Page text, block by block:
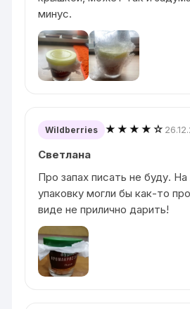
минус.
Wildberries ★★★★☆
Светлана
Про запах писать не буду.
упаковку могли бы как-то
виде не прилично дарить!